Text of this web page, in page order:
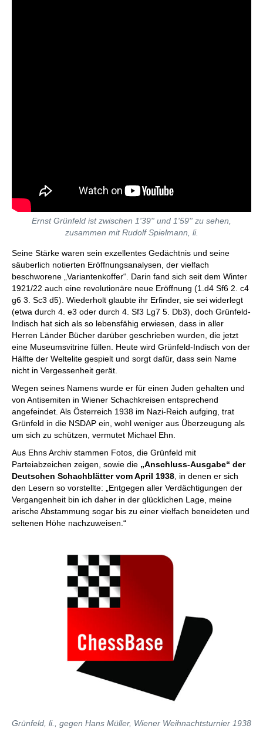
Ernst Grünfeld ist zwischen 1'39'' und 1'59'' zu sehen,
zusammen mit Rudolf Spielmann, li.
Seine Stärke waren sein exzellentes Gedächtnis und seine
säuberlich notierten Eröffnungsanalysen, der vielfach
beschworene „Variantenkoffer“. Darin fand sich seit dem Winter
1921/22 auch eine revolutionäre neue Eröffnung (1.d4 Sf6 2. c4
g6 3. Sc3 d5). Wiederholt glaubte ihr Erfinder, sie sei widerlegt
(etwa durch 4. e3 oder durch 4. Sf3 Lg7 5. Db3), doch Grünfeld-
Indisch hat sich als so lebensfähig erwiesen, dass in aller
Herren Länder Bücher darüber geschrieben wurden, die jetzt
eine Museumsvitrine füllen. Heute wird Grünfeld-Indisch von der
Hälfte der Weltelite gespielt und sorgt dafür, dass sein Name
nicht in Vergessenheit gerät.
Wegen seines Namens wurde er für einen Juden gehalten und
von Antisemiten in Wiener Schachkreisen entsprechend
angefeindet. Als Österreich 1938 im Nazi-Reich aufging, trat
Grünfeld in die NSDAP ein, wohl weniger aus Überzeugung als
um sich zu schützen, vermutet Michael Ehn.
Aus Ehns Archiv stammen Fotos, die Grünfeld mit
Parteiabzeichen zeigen, sowie die „Anschluss-Ausgabe“ der
Deutschen Schachblätter vom April 1938 , in denen er sich
den Lesern so vorstellte: „Entgegen aller Verdächtigungen der
Vergangenheit bin ich daher in der glücklichen Lage, meine
arische Abstammung sogar bis zu einer vielfach beneideten und
seltenen Höhe nachzuweisen.“
Grünfeld, li., gegen Hans Müller, Wiener Weihnachtsturnier 1938